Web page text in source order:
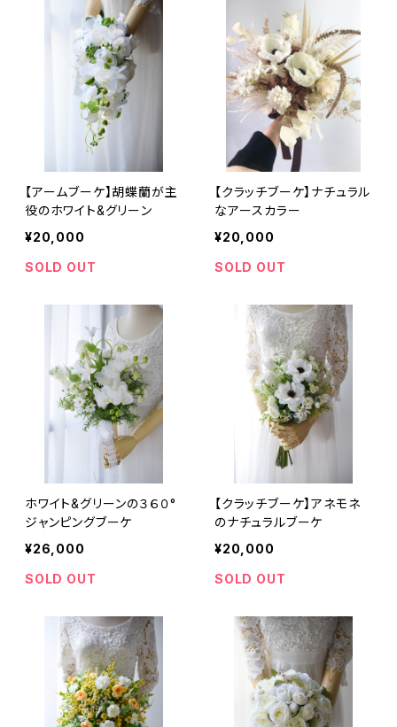
【アームブーケ】胡蝶蘭が主
役のホワイト&グリーン
¥20,000
SOLD OUT
【クラッチブーケ】ナチュラル
なアースカラー
¥20,000
SOLD OUT
ホワイト&グリーンの３６０°
ジャンピングブーケ
¥26,000
SOLD OUT
【クラッチブーケ】アネモネ
のナチュラルブーケ
¥20,000
SOLD OUT